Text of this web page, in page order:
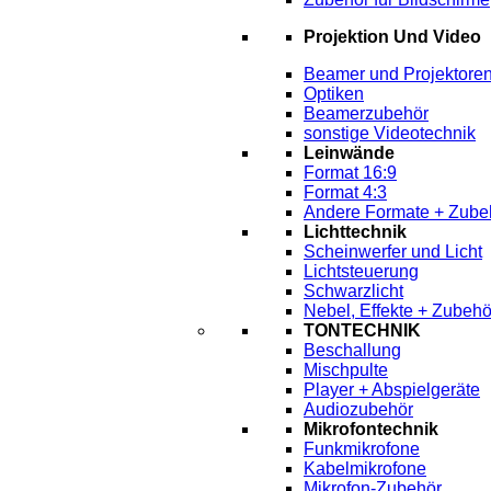
Projektion Und Video
Beamer und Projektoren
Optiken
Beamerzubehör
sonstige Videotechnik
Leinwände
Format 16:9
Format 4:3
Andere Formate +
Lichttechnik
Scheinwerfer und Licht
Lichtsteuerung
Schwarzlicht
Nebel, Effekte +
TONTECHNIK
Beschallung
Mischpulte
Player + Abspielgeräte
Audiozubehör
Mikrofontechnik
Funkmikrofone
Kabelmikrofone